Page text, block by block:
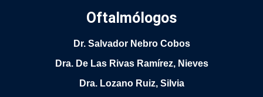
Oftalmólogos
Dr. Salvador Nebro Cobos
Dra. De Las Rivas Ramírez, Nieves
Dra. Lozano Ruiz, Silvia